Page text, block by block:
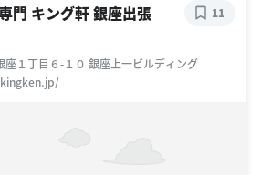
門 キング軒 銀座出張
座１丁目６-１０ 銀座上一ビルディング
11